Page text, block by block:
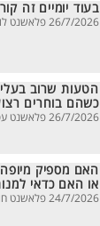
בעוד יומיים זה
26/7/2026 פלאשנט לוקאלי
כשהם בוחרים
26/7/2026 פלאשנט עסקים
האם מספיק
או האם כדאי
24/7/2026 פלאשנט חוק ומשפט